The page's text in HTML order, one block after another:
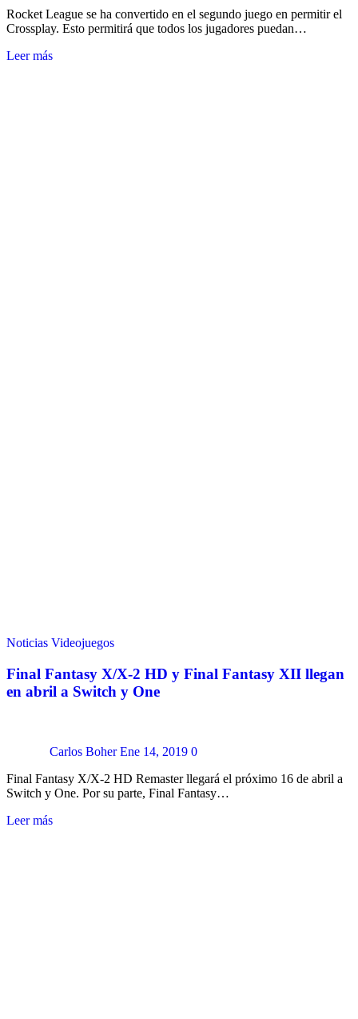
Rocket League se ha convertido en el segundo juego en permitir el
Crossplay. Esto permitirá que todos los jugadores puedan…
Leer más
Noticias Videojuegos
Final Fantasy X/X-2 HD y Final Fantasy XII llegan
en abril a Switch y One
Carlos Boher Ene 14, 2019 0
Final Fantasy X/X-2 HD Remaster llegará el próximo 16 de abril a
Switch y One. Por su parte, Final Fantasy…
Leer más